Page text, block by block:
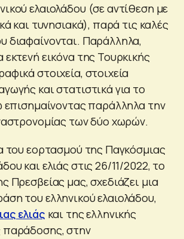
ελαιολάδου (σε αντίθεση με
και τυνησιακά), παρά τις καλές
διαφαίνονται. Παράλληλα,
εικόνα της Τουρκικής
στοιχεία, στοιχεία
και στατιστικά για το
επισημαίνοντας παράλληλα την
των δύο χωρών.
του εορτασμού της Παγκόσμιας
και ελιάς στις 26/11/2022, το
Πρεσβείας μας, σχεδιάζει μια
του ελληνικού ελαιολάδου,
ελιάς και της ελληνικής
παράδοσης, στην